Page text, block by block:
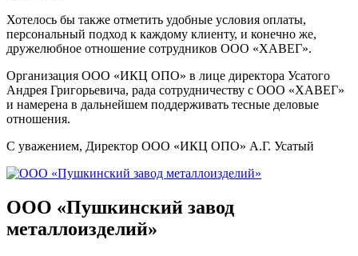
Хотелось бы также отметить удобные условия оплаты,
персональный подход к каждому клиенту, и конечно же,
дружелюбное отношение сотрудников ООО «ХАВЕГ».
Организация ООО «ИКЦ ОПО» в лице директора Усатого
Андрея Григорьевича, рада сотрудничеству с ООО «ХАВЕГ»
и намерена в дальнейшем поддерживать тесные деловые
отношения.
С уважением, Директор ООО «ИКЦ ОПО» А.Г. Усатый
ООО «Пушкинский завод
металлоизделий»